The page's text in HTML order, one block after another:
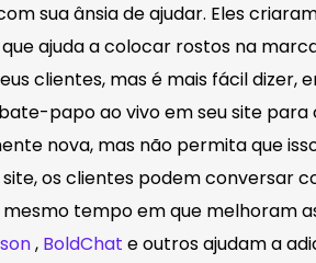
sua ânsia de ajudar. Eles
ajuda a colocar rostos na
clientes, mas é mais fácil dizer,
papo ao vivo em seu site
nova, mas não permita que
os clientes podem conversar
tempo em que melhoram
, BoldChat e outros ajudam a